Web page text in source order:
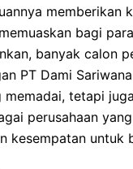
memberikan
bagi
banyak calon
PT Dami
memadai, tetapi
perusahaan
kesempatan untuk